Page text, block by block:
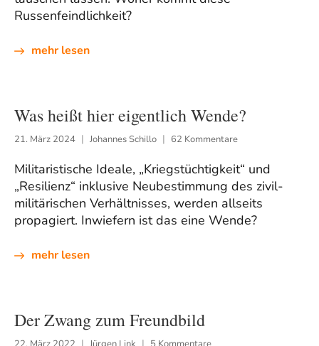
Russenfeindlichkeit?
mehr lesen
Was heißt hier eigentlich Wende?
21. März 2024 Johannes Schillo 62 Kommentare
Militaristische Ideale, „Kriegstüchtigkeit“ und
„Resilienz“ inklusive Neubestimmung des zivil-
militärischen Verhältnisses, werden allseits
propagiert. Inwiefern ist das eine Wende?
mehr lesen
Der Zwang zum Freundbild